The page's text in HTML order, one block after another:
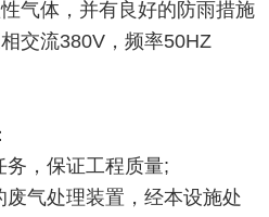
气体，并有良好的防雨措施
交流380V，频率50HZ
，保证工程质量;
气处理装置，经本设施处